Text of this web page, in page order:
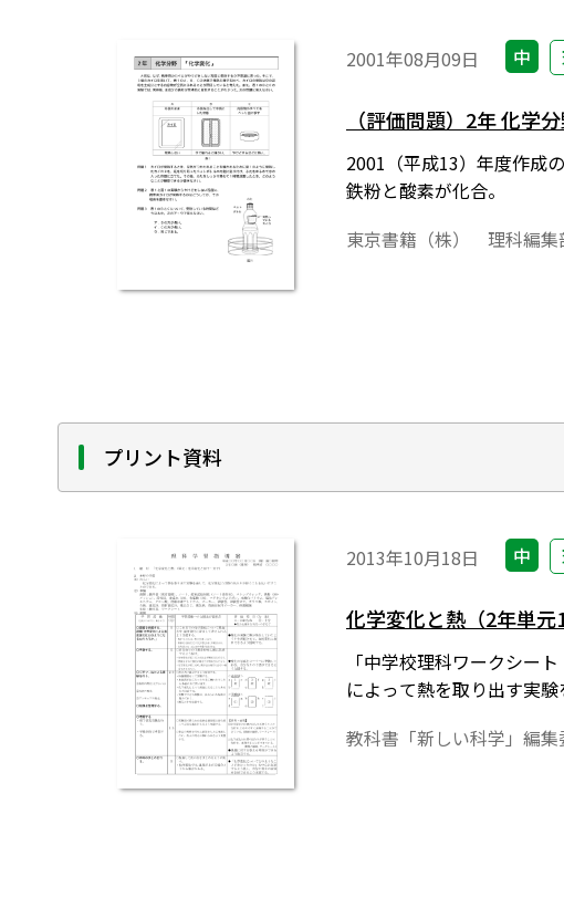
2001年08月09日 中
（評価問題）2年 化学
2001（平成13）年度作成
鉄粉と酸素が化合。
東京書籍（株） 理科編集
プリント資料
2013年10月18日 中
化学変化と熱（2年単元
「中学校理科ワークシー
によって熱を取り出す実
教科書「新しい科学」編